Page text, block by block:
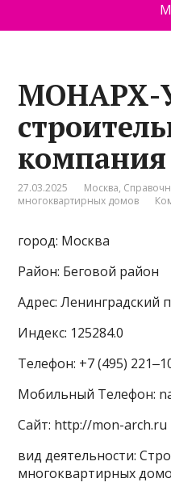
МОНАРХ-
компания
27.03.2025 Москва,
многоквартирных домов
город: Москва
Район: Беговой район
Адрес: Ленинградский
Индекс: 125284.0
Телефон: +7 (495)
Мобильный Телефон:
Сайт: http://mon-arch.ru
вид деятельности:
многоквартирных